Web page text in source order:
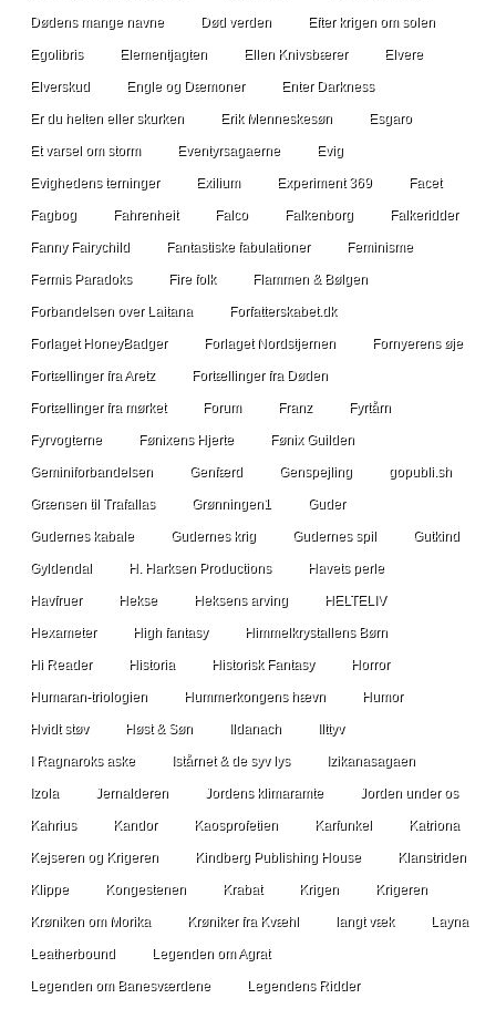
Dødens mange navne Død verden Efter krigen om solen
Egolibris Elementjagten Ellen Knivsbærer Elvere
Elverskud Engle og Dæmoner Enter Darkness
Er du helten eller skurken Erik Menneskesøn Esgaro
Et varsel om storm Eventyrsagaerne Evig
Evighedens terninger Exilium Experiment 369 Facet
Fagbog Fahrenheit Falco Falkenborg Falkeridder
Fanny Fairychild Fantastiske fabulationer Feminisme
Fermis Paradoks Fire folk Flammen & Bølgen
Forbandelsen over Laitana Forfatterskabet.dk
Forlaget HoneyBadger Forlaget Nordstjernen Fornyerens øje
Fortællinger fra Aretz Fortællinger fra Døden
Fortællinger fra mørket Forum Franz Fyrtårn
Fyrvogterne Fønixens Hjerte Fønix Guilden
Geminiforbandelsen Genfærd Genspejling gopubli.sh
Grænsen til Trafallas Grønningen1 Guder
Gudernes kabale Gudernes krig Gudernes spil Gutkind
Gyldendal H. Harksen Productions Havets perle
Havfruer Hekse Heksens arving HELTELIV
Hexameter High fantasy Himmelkrystallens Børn
Hi Reader Historia Historisk Fantasy Horror
Humaran-triologien Hummerkongens hævn Humor
Hvidt støv Høst & Søn Ildanach Ilttyv
I Ragnaroks aske Istårnet & de syv lys Izikanasagaen
Izola Jernalderen Jordens klimaramte Jorden under os
Kahrius Kandor Kaosprofetien Karfunkel Katriona
Kejseren og Krigeren Kindberg Publishing House Klanstriden
Klippe Kongestenen Krabat Krigen Krigeren
Krøniken om Morika Krøniker fra Kvæhl langt væk Layna
Leatherbound Legenden om Agrat
Legenden om Banesværdene Legendens Ridder